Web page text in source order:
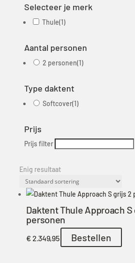
Selecteer je merk
Thule(1)
Aantal personen
2 personen(1)
Type daktent
Softcover(1)
Prijs
Prijs filter
Enig resultaat
Daktent Thule Approach S
personen
€ 2.349,95 Bestellen